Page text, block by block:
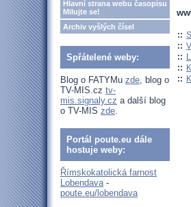
Hlavní strana webu časopisu
Milujte se!
Archiv vyšlých čísel
Spřátelené weby:
Blog o FATYMu zde, blog o
TV-MIS.cz tv-
mis.signaly.cz a další blog
o TV-MIS zde.
Portál poute.eu dále
hostuje weby:
Římskokatolická farnost
Lobendava-
poute.eu/lobendava
::
::
::
::
::